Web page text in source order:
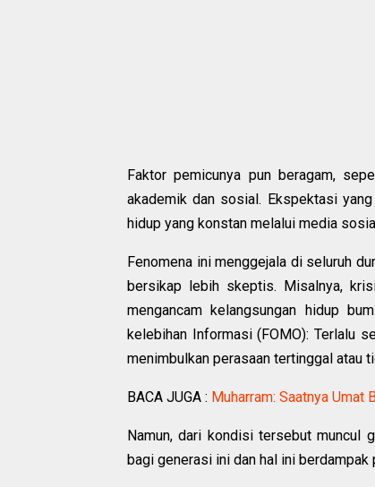
Faktor pemicunya pun beragam,
akademik dan sosial. Ekspektasi
hidup yang konstan melalui media
Fenomena ini menggejala di seluruh
bersikap lebih skeptis. Misalnya,
mengancam kelangsungan hidup
kelebihan Informasi (FOMO): Terlalu
menimbulkan perasaan tertinggal atau
BACA JUGA : Muharram: Saatnya
Namun, dari kondisi tersebut muncul
bagi generasi ini dan hal ini berdampak